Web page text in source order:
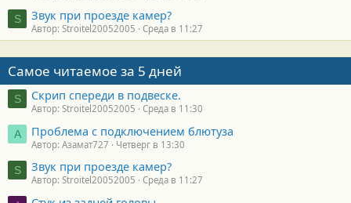
S Звук при проезде камер?
Автор: Stroitel20052005 Среда в 11:27
Самое читаемое за 5 дней
S Скрип спереди в подвеске.
Автор: Stroitel20052005 Среда в 11:30
А Проблема с подключением блютуза
Автор: Азамат727 Четверг в 13:30
S Звук при проезде камер?
Автор: Stroitel20052005 Среда в 11:27